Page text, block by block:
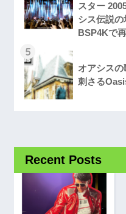
スター
シス伝説の
BSP4Kで
5
オアシス
刺さる
Recent Posts